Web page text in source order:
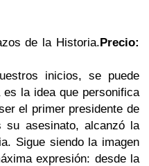
de la Historia.Precio:
inicios, se puede
la idea que personifica
el primer presidente de
su asesinato, alcanzó la
Sigue siendo la imagen
expresión: desde la